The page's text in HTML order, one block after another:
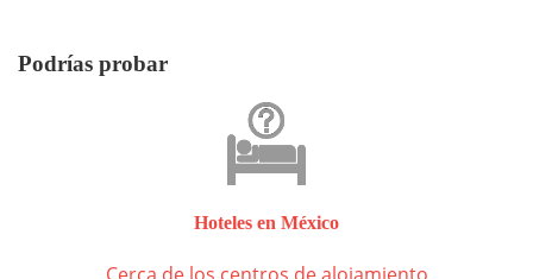
Podrías probar
Hoteles en México